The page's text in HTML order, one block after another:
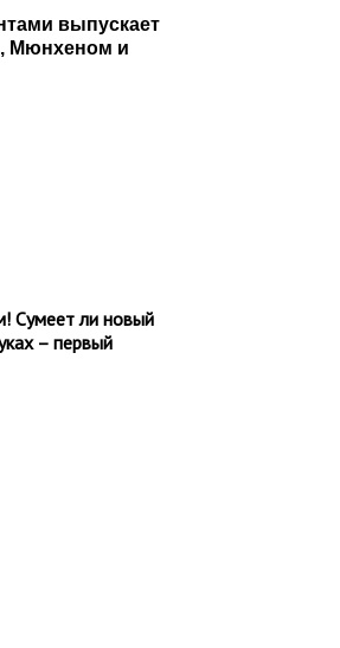
выпускает
Мюнхеном и
Сумеет ли новый
– первый